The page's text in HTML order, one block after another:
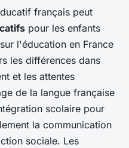
français peut
pour les enfants
l'éducation en France
les différences dans
et les attentes
de la langue française
scolaire pour
la communication
sociale. Les